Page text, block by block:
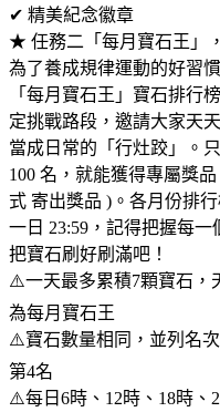
✔ 精美紀念徽章
★ 任務二「每月寶石王」
為了養成規律運動的好習
「每月寶石王」寶石排行
定挑戰路段，邀請大家天
當成日常的「行灶跤」。
100 名，就能獲得專屬獎
式 寄出獎品 )。各月份排
一日 23:59，記得把握每一
把寶石刷好刷滿吧！
⚠️一天最多累積7顆寶石，
為每月寶石王
⚠️寶石數量相同，並列名
第4名
⚠️每日6時、12時、18時、